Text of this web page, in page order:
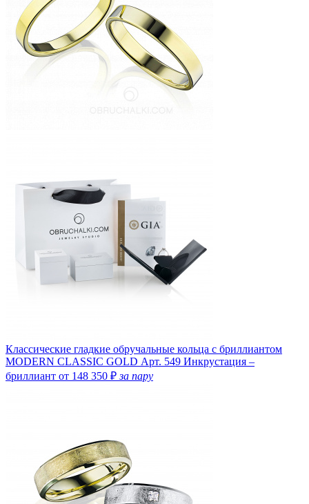
Классические гладкие обручальные кольца с бриллиантом
MODERN CLASSIC GOLD Арт. 549 Инкрустация –
бриллиант от 148 350 ₽за пару